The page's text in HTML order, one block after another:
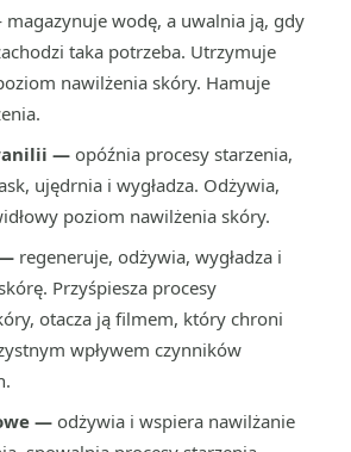
wodę, a uwalnia ją, gdy
taka potrzeba. Utrzymuje
nawilżenia skóry. Hamuje
— opóźnia procesy starzenia,
ujędrnia i wygładza. Odżywia,
poziom nawilżenia skóry.
regeneruje, odżywia, wygładza i
Przyśpiesza procesy
otacza ją filmem, który chroni
wpływem czynników
— odżywia i wspiera nawilżanie